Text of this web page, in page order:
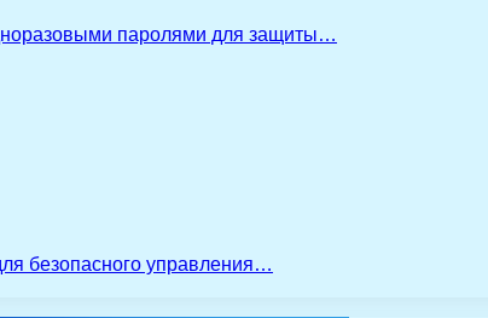
паролями для защиты…
безопасного управления…